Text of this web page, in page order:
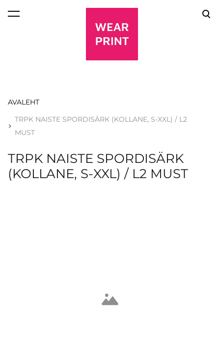
lisati ostukorvi.
AVALEHT
TRPK NAISTE SPORDISÄRK (KOLLANE, S-XXL) / L2
MUST
TRPK NAISTE SPORDISÄRK
(KOLLANE, S-XXL) / L2 MUST